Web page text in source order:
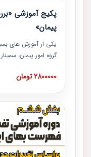
پکیج آموزشی
پیمان»
یکی از آموزش‏‏‏‏‏‏ های
گروه امور پیمان،
است که در دانشگاه
نکات کلیدی مربوط به
پیمان به همراه
2800000 تومان